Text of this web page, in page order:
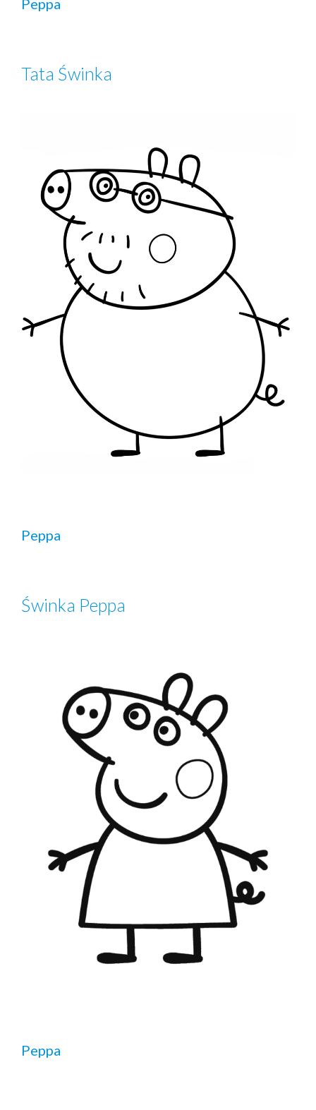
Peppa
Tata Świnka
Peppa
Świnka Peppa
Peppa